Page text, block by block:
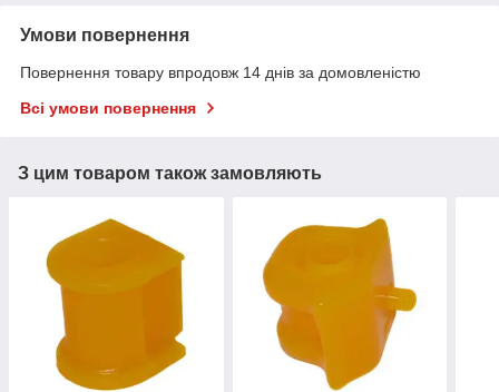
Умови повернення
Повернення товару впродовж 14 днів за домовленістю
Всі умови повернення
З цим товаром також замовляють